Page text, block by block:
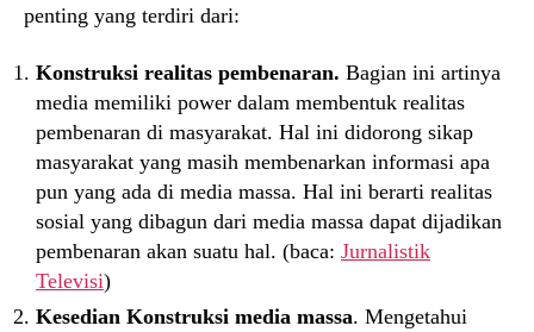
penting yang terdiri dari:
Konstruksi realitas pembenaran. Bagian ini artinya
media memiliki power dalam membentuk realitas
pembenaran di masyarakat. Hal ini didorong sikap
masyarakat yang masih membenarkan informasi apa
pun yang ada di media massa. Hal ini berarti realitas
sosial yang dibagun dari media massa dapat dijadikan
pembenaran akan suatu hal. (baca: Jurnalistik
Televisi)
Kesedian Konstruksi media massa. Mengetahui